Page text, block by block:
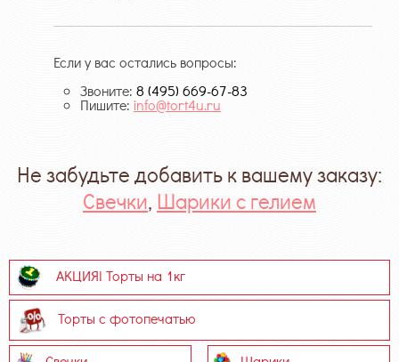
Если у вас остались вопросы:
Звоните: 8 (495) 669-67-83
Пишите: info@tort4u.ru
Не забудьте добавить к вашему заказу:
Свечки, Шарики с гелием
АКЦИЯ! Торты на 1кг
Торты с фотопечатью